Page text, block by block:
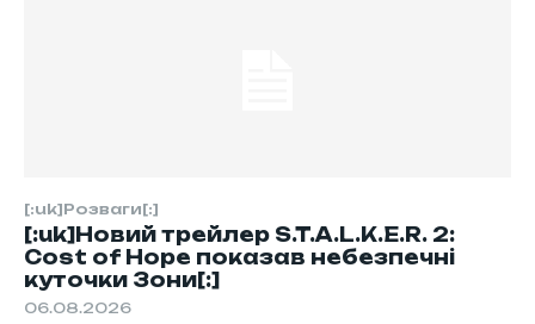
[:uk]Розваги[:]
[:uk]Новий трейлер S.T.A.L.K.E.R. 2:
Cost of Hope показав небезпечні
куточки Зони[:]
06.08.2026